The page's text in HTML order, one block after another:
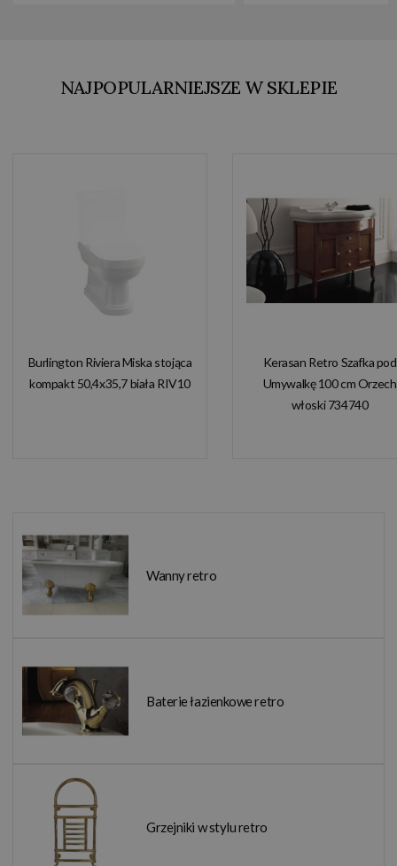
NAJPOPULARNIEJSZE W SKLEPIE
Burlington Riviera Miska stojąca
kompakt 50,4x35,7 biała RIV10
Kerasan Retro Szafka pod
Umywalkę 100 cm Orzech
włoski 734740
Wanny retro
Baterie łazienkowe retro
Grzejniki w stylu retro